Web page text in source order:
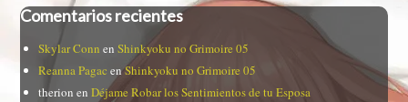
Comentarios recientes
Skylar Conn enShinkyoku no Grimoire 05
Reanna Pagac enShinkyoku no Grimoire 05
therion enDéjame Robar los Sentimientos de tu Esposa